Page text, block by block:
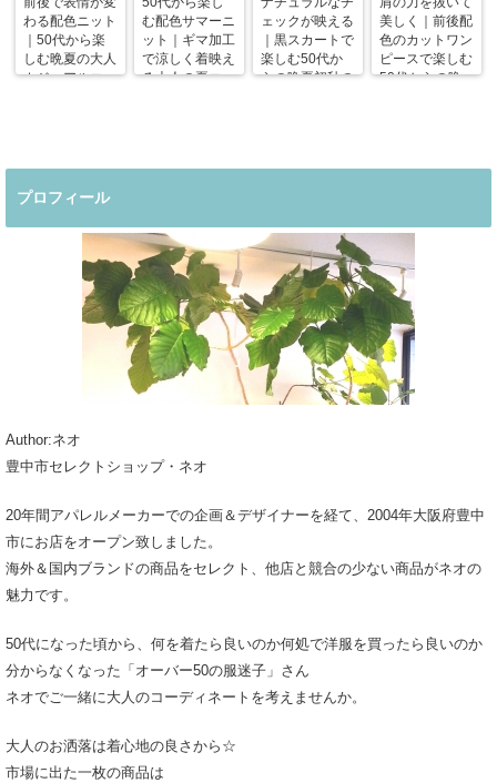
わる配色ニット
｜50代から楽
しむ晩夏の大人
カジュアルコー
む配色サマーニ
ット｜ギマ加工
で涼しく着映え
る大人の夏コー
ェックが映える
｜黒スカートで
楽しむ50代か
らの晩夏初秋の
美しく｜前後配
色のカットワン
ピースで楽しむ
50代からの晩
プロフィール
Author:ネオ
豊中市セレクトショップ・ネオ
20年間アパレルメーカーでの企画＆デザイナーを経て、2004年大阪府豊中
市にお店をオープン致しました。
海外＆国内ブランドの商品をセレクト、他店と競合の少ない商品がネオの
魅力です。
50代になった頃から、何を着たら良いのか何処で洋服を買ったら良いのか
分からなくなった「オーバー50の服迷子」さん
ネオでご一緒に大人のコーディネートを考えませんか。
大人のお洒落は着心地の良さから☆
市場に出た一枚の商品は